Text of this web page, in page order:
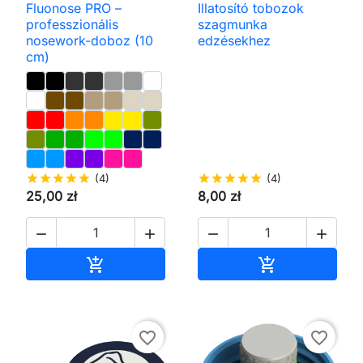
Fluonose PRO –
professzionális
nosework-doboz (10
cm)
starstarstarstarstar (4)
25,00 zł
 

Illatosító tobozok
szagmunka
edzésekhez
starstarstarstarstar (4)
8,00 zł
 

favorite_border favorite_border